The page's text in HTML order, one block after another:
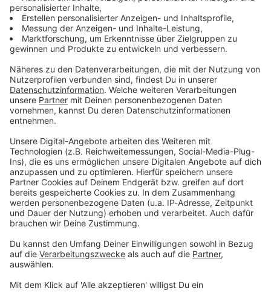
Zum Newsletter anmelden
Du möchtest uns etwas sagen?
Studio Hotline
Kontaktformular
Sprachnachricht
© dpa-infocom, dpa:260514-930-80382/1